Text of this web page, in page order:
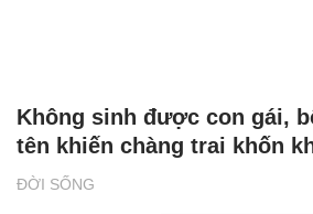
ĐỜI SỐNG
Không sinh được con gái,
tên khiến chàng trai khốn